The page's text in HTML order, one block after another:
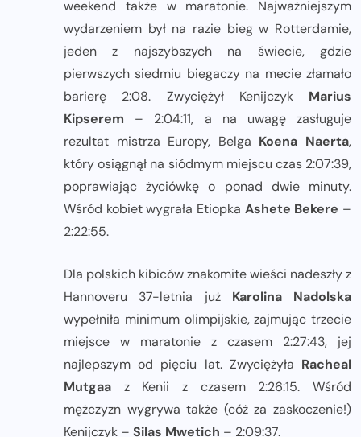
weekend także w maratonie. Najważniejszym
wydarzeniem był na razie bieg w Rotterdamie,
jeden z najszybszych na świecie, gdzie
pierwszych siedmiu biegaczy na mecie złamało
barierę 2:08. Zwyciężył Kenijczyk Marius
Kipserem – 2:04:11, a na uwagę zasługuje
rezultat mistrza Europy, Belga Koena Naerta,
który osiągnął na siódmym miejscu czas 2:07:39,
poprawiając życiówkę o ponad dwie minuty.
Wśród kobiet wygrała Etiopka Ashete Bekere –
2:22:55.
Dla polskich kibiców znakomite wieści nadeszły z
Hannoveru 37-letnia już Karolina Nadolska
wypełniła minimum olimpijskie, zajmując trzecie
miejsce w maratonie z czasem 2:27:43, jej
najlepszym od pięciu lat. Zwyciężyła Racheal
Mutgaa z Kenii z czasem 2:26:15. Wśród
mężczyzn wygrywa także (cóż za zaskoczenie!)
Kenijczyk – Silas Mwetich – 2:09:37.